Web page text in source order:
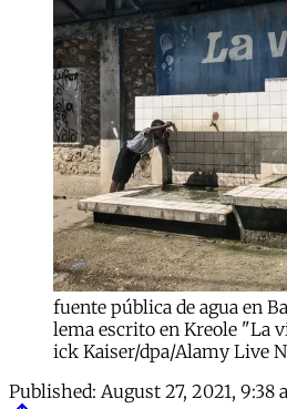
fuente pública de agua en
lema escrito en Kreole "La
ick Kaiser/dpa/Alamy Live
Published: August 27, 2021, 9:38